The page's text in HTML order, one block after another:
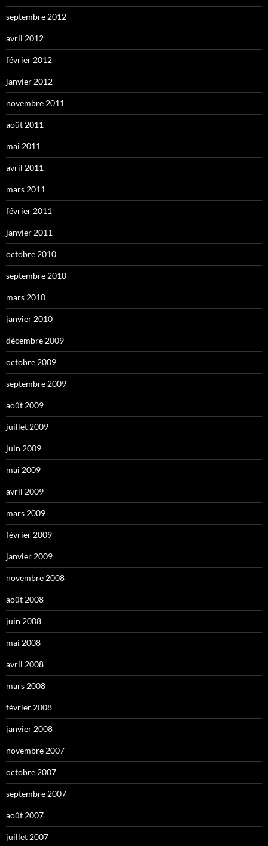
septembre 2012
avril 2012
février 2012
janvier 2012
novembre 2011
août 2011
mai 2011
avril 2011
mars 2011
février 2011
janvier 2011
octobre 2010
septembre 2010
mars 2010
janvier 2010
décembre 2009
octobre 2009
septembre 2009
août 2009
juillet 2009
juin 2009
mai 2009
avril 2009
mars 2009
février 2009
janvier 2009
novembre 2008
août 2008
juin 2008
mai 2008
avril 2008
mars 2008
février 2008
janvier 2008
novembre 2007
octobre 2007
septembre 2007
août 2007
juillet 2007